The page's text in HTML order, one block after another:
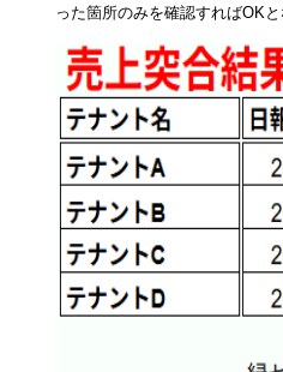
った箇所のみを確認すればOKと